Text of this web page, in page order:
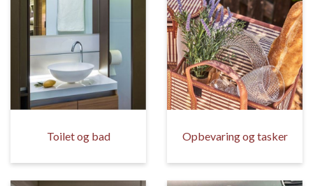
Toilet og bad Opbevaring og tasker